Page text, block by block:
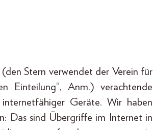
Stern verwendet der Verein für
Einteilung“, Anm.) verachtende
Geräte. Wir haben
Das sind Übergriffe im Internet in